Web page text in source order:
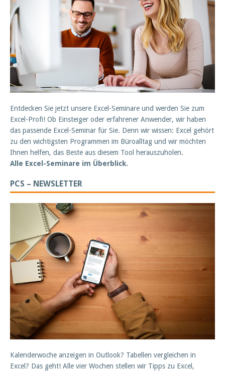
Entdecken Sie jetzt unsere Excel-Seminare und werden Sie zum
Excel-Profi! Ob Einsteiger oder erfahrener Anwender, wir haben
das passende Excel-Seminar für Sie. Denn wir wissen: Excel gehört
zu den wichtigsten Programmen im Büroalltag und wir möchten
Ihnen helfen, das Beste aus diesem Tool herauszuholen.
Alle Excel-Seminare im Überblick.
PCS – NEWSLETTER
Kalenderwoche anzeigen in Outlook? Tabellen vergleichen in
Excel? Das geht! Alle vier Wochen stellen wir Tipps zu Excel,